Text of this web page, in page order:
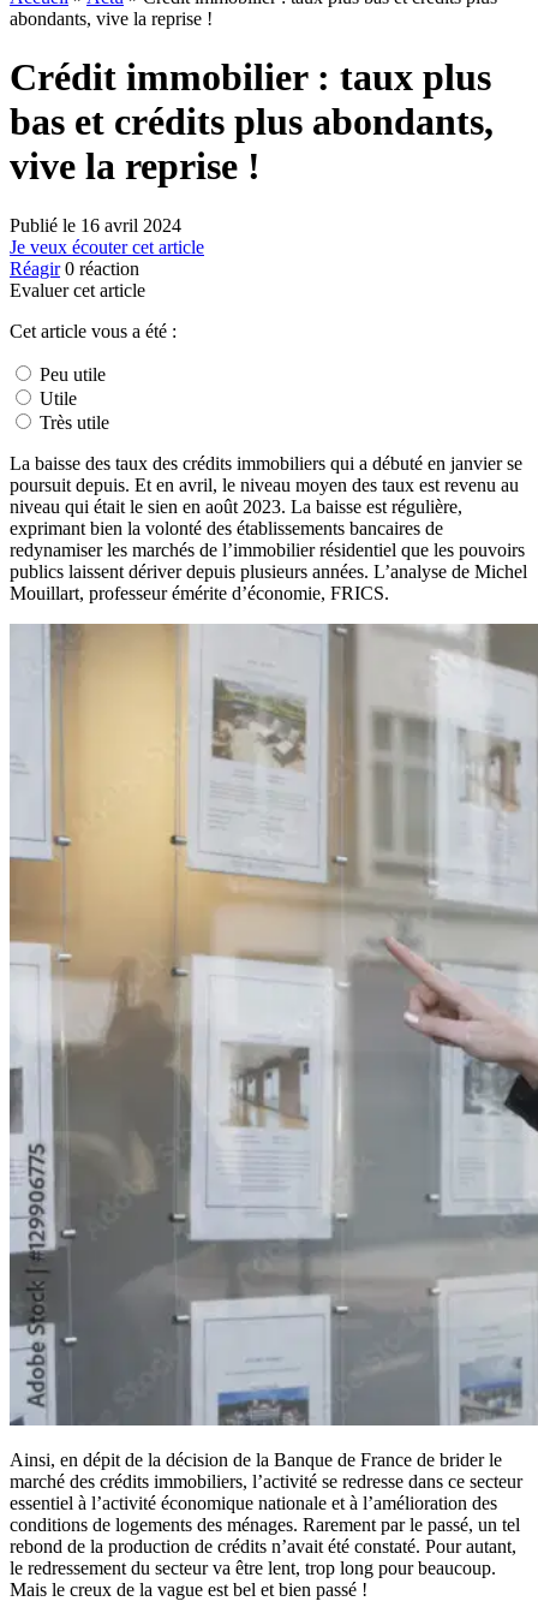
abondants, vive la reprise !
Crédit immobilier : taux plus
bas et crédits plus abondants,
vive la reprise !
Publié le 16 avril 2024
Je veux écouter cet article
Réagir 0 réaction
Evaluer cet article
Cet article vous a été :
Peu utile
Utile
Très utile
La baisse des taux des crédits immobiliers qui a débuté en janvier se
poursuit depuis. Et en avril, le niveau moyen des taux est revenu au
niveau qui était le sien en août 2023. La baisse est régulière,
exprimant bien la volonté des établissements bancaires de
redynamiser les marchés de l’immobilier résidentiel que les pouvoirs
publics laissent dériver depuis plusieurs années. L’analyse de Michel
Mouillart, professeur émérite d’économie, FRICS.
Ainsi, en dépit de la décision de la Banque de France de brider le
marché des crédits immobiliers, l’activité se redresse dans ce secteur
essentiel à l’activité économique nationale et à l’amélioration des
conditions de logements des ménages. Rarement par le passé, un tel
rebond de la production de crédits n’avait été constaté. Pour autant,
le redressement du secteur va être lent, trop long pour beaucoup.
Mais le creux de la vague est bel et bien passé !